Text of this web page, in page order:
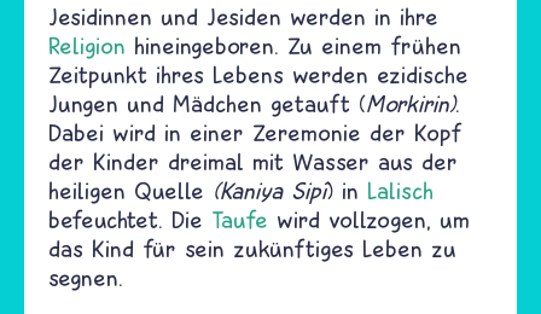
Jesidinnen und Jesiden werden in ihre
Religion hineingeboren. Zu einem frühen
Zeitpunkt ihres Lebens werden ezidische
Jungen und Mädchen getauft (Morkirin).
Dabei wird in einer Zeremonie der Kopf
der Kinder dreimal mit Wasser aus der
heiligen Quelle (Kaniya Sipî) in Lalisch
befeuchtet. Die Taufe wird vollzogen, um
das Kind für sein zukünftiges Leben zu
segnen.